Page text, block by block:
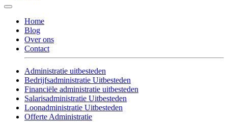
Home
Blog
Over ons
Contact
Administratie uitbesteden
Bedrijfsadministratie Uitbesteden
Financiële administratie uitbesteden
Salarisadministratie Uitbesteden
Loonadministratie Uitbesteden
Offerte Administratie